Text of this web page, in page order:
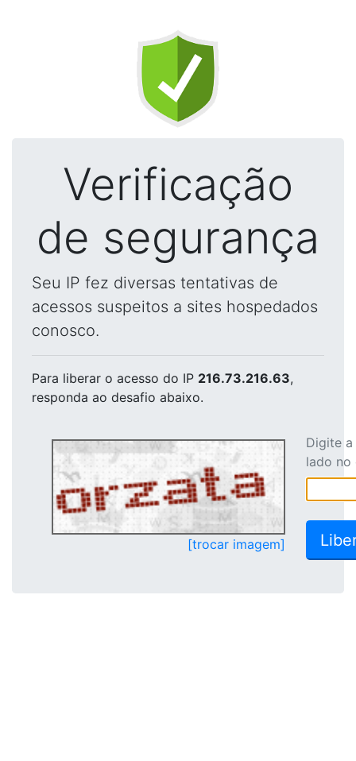
Verificação
de segurança
Seu IP fez diversas tentativas de
acessos suspeitos a sites hospedados
conosco.
Para liberar o acesso do IP 216.73.216.63,
responda ao desafio abaixo.
[trocar imagem]
Digite
lado no